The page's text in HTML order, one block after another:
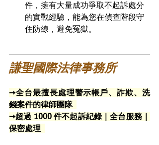
件，擁有大量成功爭取不起訴處分
的實戰經驗，能為您在偵查階段守
住防線，避免冤獄。
謙聖國際法律事務所
➙全台最擅長處理警示帳戶、詐欺、洗
錢案件的律師團隊
➙超過 1000 件不起訴紀錄｜全台服務｜
保密處理